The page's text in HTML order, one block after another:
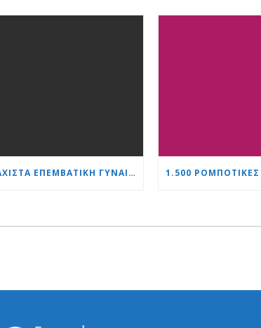
Η ΕΛΆΧΙΣΤΑ ΕΠΕΜΒΑΤΙΚΉ ΓΥΝΑΙΚΟΛΟΓΊΑ ΩΣ ΠΡΌΤΥΠΟ: ΜΙΑ ΝΈΑ ΓΕΝΙΆ ΕΙΔΙΚΏΝ ΕΚΠΑΙΔΕΎΕΤΑΙ ΣΤΟ «ΚΑΡΔΙΆ ΚΑΙ ΕΓΚΈΦΑΛΟΣ»